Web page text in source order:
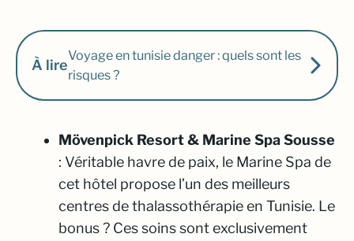
À lire
Voyage en tunisie danger : quels sont les
risques ?
Mövenpick Resort & Marine Spa Sousse
: Véritable havre de paix, le Marine Spa de
cet hôtel propose l’un des meilleurs
centres de thalassothérapie en Tunisie. Le
bonus ? Ces soins sont exclusivement